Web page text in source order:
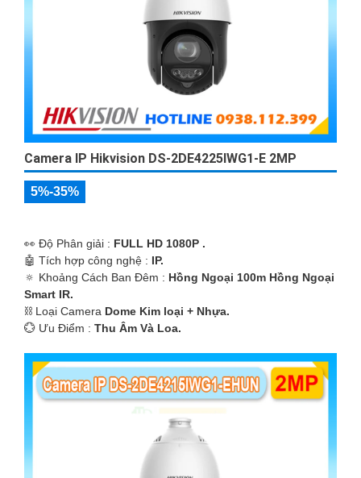
Camera IP Hikvision DS-2DE4225IWG1-E 2MP
5%-35%
️👀 Độ Phân giải : FULL HD 1080P .
🤖️ Tích hợp công nghệ : IP.
🔅 Khoảng Cách Ban Đêm : Hồng Ngoại 100m Hồng Ngoại
Smart IR.
⛓ Loại Camera Dome Kim loại + Nhựa.
️💮 Ưu Điểm : Thu Âm Và Loa.